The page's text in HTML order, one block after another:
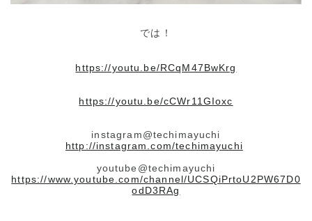
では！
https://youtu.be/RCqM47BwKrg
https://youtu.be/cCWr11GIoxc
instagram@techimayuchi
http://instagram.com/techimayuchi
youtube@techimayuchi
https://www.youtube.com/channel/UCSQiPrtoU2PW67D0
odD3RAg